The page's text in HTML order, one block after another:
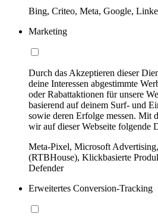
Bing, Criteo, Meta, Google,
Marketing
Durch das Akzeptieren dieser
deine Interessen abgestimmte
oder Rabattaktionen für unsere
basierend auf deinem Surf- und
sowie deren Erfolge messen. Mit
wir auf dieser Webseite folgende
Meta-Pixel, Microsoft
(RTBHouse), Klickbasierte
Defender
Erweitertes Conversion-Tracking